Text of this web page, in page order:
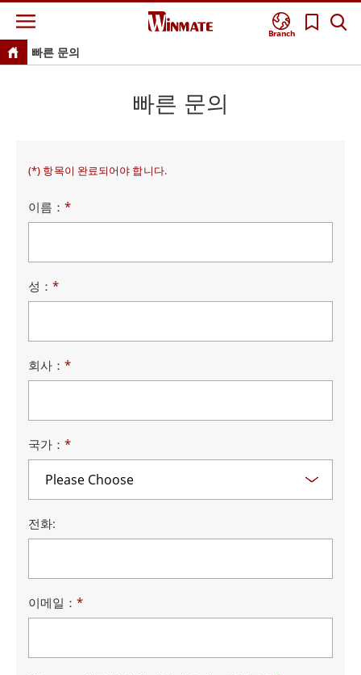
Branch
빠른 문의
빠른 문의
(*) 항목이 완료되어야 합니다.
이름：*
성：*
회사：*
국가：*
전화:
이메일：*